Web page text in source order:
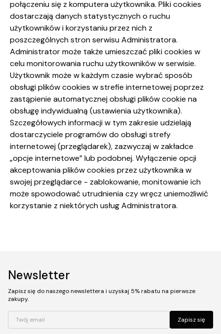
połączeniu się z komputera użytkownika. Pliki cookies
dostarczają danych statystycznych o ruchu
użytkowników i korzystaniu przez nich z
poszczególnych stron serwisu Administratora.
Administrator może także umieszczać pliki cookies w
celu monitorowania ruchu użytkowników w serwisie.
Użytkownik może w każdym czasie wybrać sposób
obsługi plików cookies w strefie internetowej poprzez
zastąpienie automatycznej obsługi plików cookie na
obsługę indywidualną (ustawienia użytkownika).
Szczegółowych informacji w tym zakresie udzielają
dostarczyciele programów do obsługi strefy
internetowej (przeglądarek), zazwyczaj w zakładce
„opcje internetowe” lub podobnej. Wyłączenie opcji
akceptowania plików cookies przez użytkownika w
swojej przeglądarce - zablokowanie, monitowanie ich
może spowodować utrudnienia czy wręcz uniemożliwić
korzystanie z niektórych usług Administratora.
Newsletter
Zapisz się do naszego newslettera i uzyskaj 5% rabatu na pierwsze
zakupy.
Twój email Zapisz się